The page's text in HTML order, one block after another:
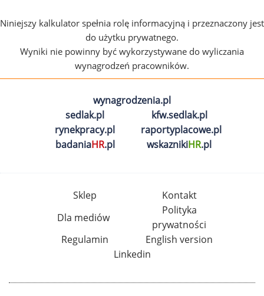
Niniejszy kalkulator spełnia rolę informacyjną i przeznaczony jest
do użytku prywatnego.
Wyniki nie powinny być wykorzystywane do wyliczania
wynagrodzeń pracowników.
wynagrodzenia.pl
sedlak.pl
kfw.sedlak.pl
rynekpracy.pl
raportyplacowe.pl
badaniaHR.pl wskaznikiHR.pl
Sklep
Kontakt
Dla mediów
Polityka
prywatności
Regulamin
English version
Linkedin